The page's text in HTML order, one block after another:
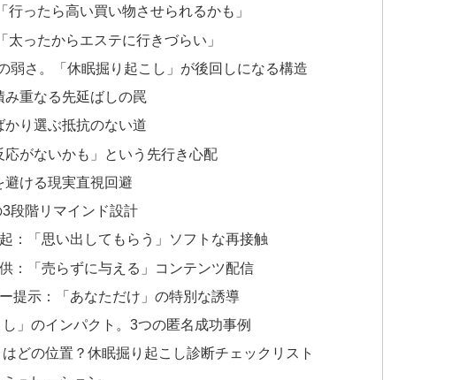
ったら高い買い物させられるかも」
ったからエステに行きづらい」
弱さ。「休眠掘り起こし」が後回しになる構造
み重なる先延ばしの罠
かり選ぶ抵抗のない道
応がないかも」という先行き心配
ける現実直視回避
段階リマインド設計
：「思い出してもらう」ソフトな再接触
：「売らずに与える」コンテンツ配信
提示：「あなただけ」の特別な誘導
」のインパクト。3つの匿名成功事例
どの位置？休眠掘り起こし診断チェックリスト